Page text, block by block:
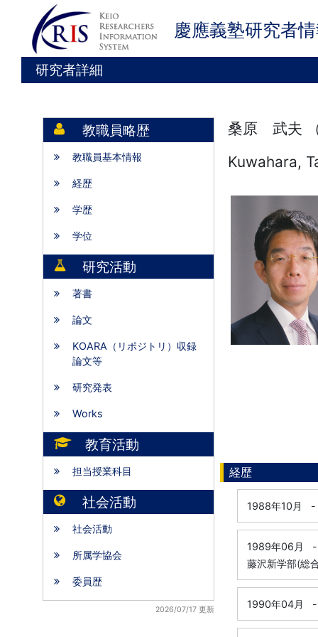
慶應義塾研究者
研究者詳細
教職員略歴
教職員基本情報
経歴
学歴
学位
研究活動
著書
論文
KOARA（リポジトリ）収録
論文等
研究発表
Works
教育活動
担当授業科目
社会活動
社会活動
所属学協会
委員歴
2026/07/17 更新
桑原 武夫
Kuwahara,
経歴
1988年10月 -
1989年06月
-
藤沢新学部(総
1990年04月 -